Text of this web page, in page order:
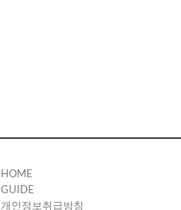
HOME
GUIDE
개인정보취급방침